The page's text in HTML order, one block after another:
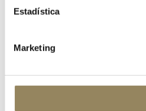
Estadística
Marketing